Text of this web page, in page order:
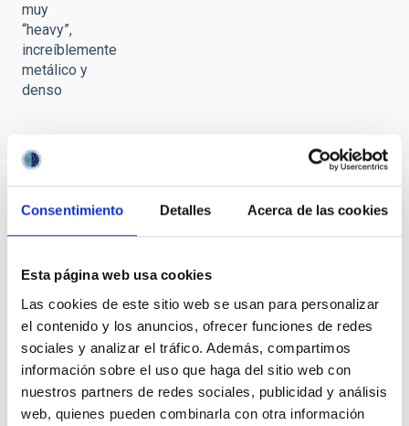
Consentimiento Detalles Acerca de las cookies
Esta página web usa cookies
Las cookies de este sitio web se usan para personalizar
el contenido y los anuncios, ofrecer funciones de redes
sociales y analizar el tráfico. Además, compartimos
información sobre el uso que haga del sitio web con
nuestros partners de redes sociales, publicidad y análisis
web, quienes pueden combinarla con otra información
muy
“heavy”,
increíblemente
metálico y
denso